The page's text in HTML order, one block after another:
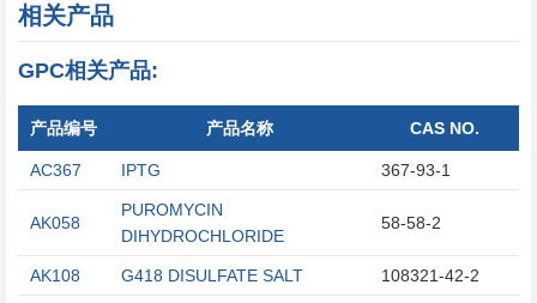
相关产品
GPC相关产品:
产品编号 产品名称 CAS NO.
AC367 IPTG 367-93-1
AK058
PUROMYCIN
DIHYDROCHLORIDE
58-58-2
AK108 G418 DISULFATE SALT 108321-42-2